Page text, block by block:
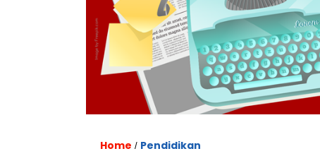
Home / Pendidikan